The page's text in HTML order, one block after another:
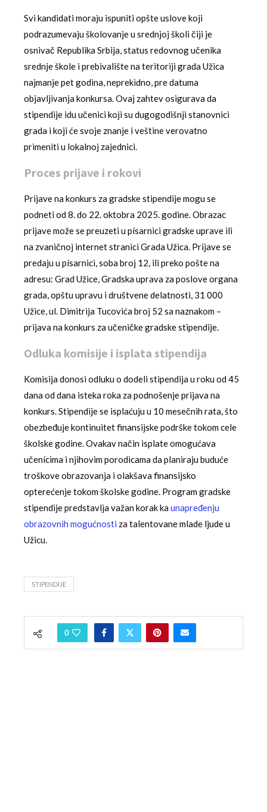
Svi kandidati moraju ispuniti opšte uslove koji
podrazumevaju školovanje u srednjoj školi čiji je
osnivač Republika Srbija, status redovnog učenika
srednje škole i prebivalište na teritoriji grada Užica
najmanje pet godina, neprekidno, pre datuma
objavljivanja konkursa. Ovaj zahtev osigurava da
stipendije idu učenici koji su dugogodišnji stanovnici
grada i koji će svoje znanje i veštine verovatno
primeniti u lokalnoj zajednici.
Proces prijave i rokovi
Prijave na konkurs za gradske stipendije mogu se
podneti od 8. do 22. oktobra 2025. godine. Obrazac
prijave može se preuzeti u písarnici gradske uprave ili
na zvaničnoj internet stranici Grada Užica. Prijave se
predaju u písarnici, soba broj 12, ili preko pošte na
adresu: Grad Užice, Gradska uprava za poslove organa
grada, opštu upravu i društvene delatnosti, 31 000
Užice, ul. Dimitrija Tucovića broj 52 sa naznakom –
prijava na konkurs za učeničke gradske stipendije.
Odluka komisije i isplata stipendija
Komisija donosi odluku o dodeli stipendija u roku od 45
dana od dana isteka roka za podnošenje prijava na
konkurs. Stipendije se isplaćuju u 10 mesečnih rata, što
obezbeđuje kontinuitet finansijske podrške tokom cele
školske godine. Ovakav način isplate omogućava
učenícima i njihovim porodicama da planiraju buduće
troškove obrazovanja i olakšava finansijsko
opterećenje tokom školske godine. Program gradske
stipendije predstavlja važan korak kaunapređenju
obrazovnih mogućnosti za talentovane mlade ljude u
Užicu.
STIPENDIJE
0